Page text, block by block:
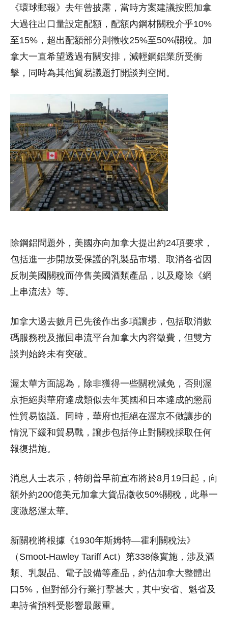
《環球郵報》去年曾披露，當時方案建議按照加拿
大過往出口量設定配額，配額內鋼材關稅介乎10%
至15%，超出配額部分則徵收25%至50%關稅。加
拿大一直希望透過有關安排，減輕鋼鋁業所受衝
擊，同時為其他貿易議題打開談判空間。
除鋼鋁問題外，美國亦向加拿大提出約24項要求，
包括進一步開放受保護的乳製品市場、取消各省因
反制美國關稅而停售美國酒類產品，以及廢除《網
上串流法》等。
加拿大過去數月已先後作出多項讓步，包括取消數
碼服務稅及撤回串流平台加拿大內容徵費，但雙方
談判始終未有突破。
渥太華方面認為，除非獲得一些關稅減免，否則渥
京拒絕與華府達成類似去年英國和日本達成的懲罰
性貿易協議。同時，華府也拒絕在渥京不做讓步的
情況下緩和貿易戰，讓步包括停止對關稅採取任何
報復措施。
消息人士表示，特朗普早前宣布將於8月19日起，向
額外約200億美元加拿大貨品徵收50%關稅，此舉一
度激怒渥太華。
新關稅將根據《1930年斯姆特—霍利關稅法》
（Smoot-Hawley Tariff Act）第338條實施，涉及酒
類、乳製品、電子設備等產品，約佔加拿大整體出
口5%，但對部分行業打擊甚大，其中安省、魁省及
卑詩省預料受影響最嚴重。